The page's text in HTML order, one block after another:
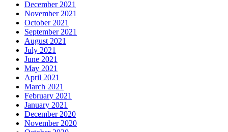
December 2021
November 2021
October 2021
September 2021
August 2021
July 2021
June 2021
May 2021
April 2021
March 2021
February 2021
January 2021
December 2020
November 2020